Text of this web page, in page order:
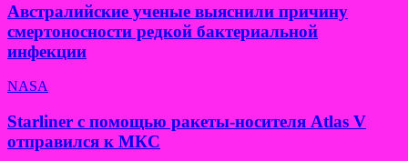
Австралийские ученые выяснили причину
смертоносности редкой бактериальной
инфекции
NASA
Starliner с помощью ракеты-носителя Atlas V
отправился к МКС